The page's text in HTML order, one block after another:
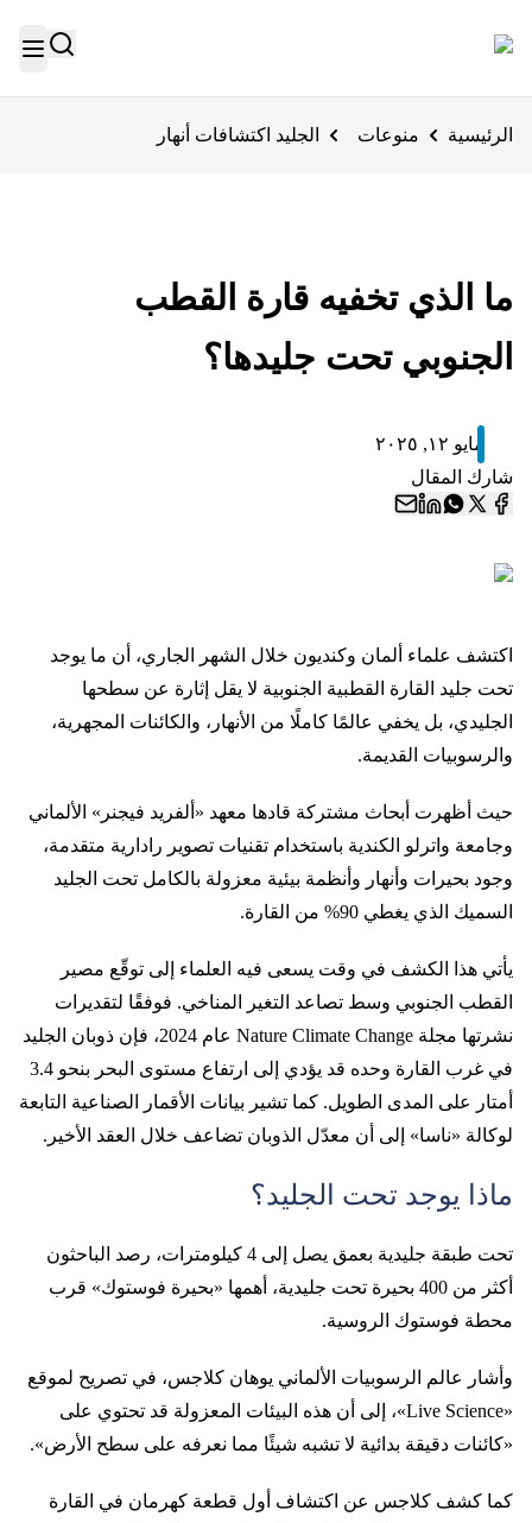
الرئيسية منوعات الجليد اكتشافات أنهار
ما الذي تخفيه قارة القطب
الجنوبي تحت جليدها؟
مايو ١٢, ٢٠٢٥
شارك المقال
اكتشف علماء ألمان وكنديون خلال الشهر الجاري، أن ما يوجد
تحت جليد القارة القطبية الجنوبية لا يقل إثارة عن سطحها
الجليدي، بل يخفي عالمًا كاملًا من الأنهار، والكائنات المجهرية،
والرسوبيات القديمة.
حيث أظهرت أبحاث مشتركة قادها معهد «ألفريد فيجنر» الألماني
وجامعة واترلو الكندية باستخدام تقنيات تصوير رادارية متقدمة،
وجود بحيرات وأنهار وأنظمة بيئية معزولة بالكامل تحت الجليد
السميك الذي يغطي 90% من القارة.
يأتي هذا الكشف في وقت يسعى فيه العلماء إلى توقّع مصير
القطب الجنوبي وسط تصاعد التغير المناخي. فوفقًا لتقديرات
نشرتها مجلة Nature Climate Change عام 2024، فإن ذوبان الجليد
في غرب القارة وحده قد يؤدي إلى ارتفاع مستوى البحر بنحو 3.4
أمتار على المدى الطويل. كما تشير بيانات الأقمار الصناعية التابعة
لوكالة «ناسا» إلى أن معدّل الذوبان تضاعف خلال العقد الأخير.
ماذا يوجد تحت الجليد؟
تحت طبقة جليدية بعمق يصل إلى 4 كيلومترات، رصد الباحثون
أكثر من 400 بحيرة تحت جليدية، أهمها «بحيرة فوستوك» قرب
محطة فوستوك الروسية.
وأشار عالم الرسوبيات الألماني يوهان كلاجس، في تصريح لموقع
«Live Science»، إلى أن هذه البيئات المعزولة قد تحتوي على
«كائنات دقيقة بدائية لا تشبه شيئًا مما نعرفه على سطح الأرض».
كما كشف كلاجس عن اكتشاف أول قطعة كهرمان في القارة